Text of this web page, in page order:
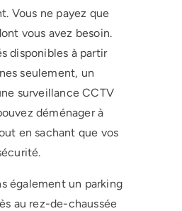
Vous ne payez que
vous avez besoin.
disponibles à partir
seulement, un
surveillance CCTV
déménager à
en sachant que vos
également un parking
au rez-de-chaussée